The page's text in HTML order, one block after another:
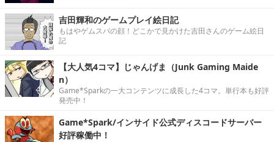
吉田輝和のゲームプレイ絵日記
もはやゲムスパの顔！どこかで見かけた吉田さんのゲーム絵日
記
【大人気4コマ】じゃんげま（Junk Gaming Maide
n）
Game*Sparkの一大コンテンツに成長した4コマ。単行本も好評
発売中！
Game*Spark/インサイド公式ディスコードサーバー
好評稼働中！